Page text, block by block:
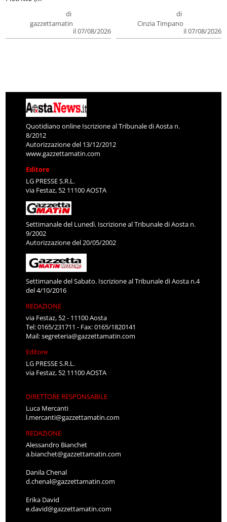
di
gazzettamatin
il 07/08/2026
di
Cinzia Timpano
il 07/08/2026
Quotidiano online Iscrizione al Tribunale di Aosta n.
8/2012
Autorizzazione del 13/12/2012
www.gazzettamatin.com
Editore
LG PRESSE S.R.L.
via Festaz, 52 11100 AOSTA
Settimanale del Lunedì. Iscrizione al Tribunale di Aosta n.
9/2002
Autorizzazione del 20/05/2002
Settimanale del Sabato. Iscrizione al Tribunale di Aosta n.4
del 4/10/2016
REDAZIONE
via Festaz, 52 - 11100 Aosta
Tel: 0165/231711 - Fax: 0165/1820141
Mail:segreteria@gazzettamatin.com
Editore
LG PRESSE S.R.L.
via Festaz, 52 11100 AOSTA
DIRETTORE RESPONSABILE
Luca Mercanti
l.mercanti@gazzettamatin.com
REDAZIONE
Alessandro Bianchet
a.bianchet@gazzettamatin.com
Danila Chenal
d.chenal@gazzettamatin.com
Erika David
e.david@gazzettamatin.com